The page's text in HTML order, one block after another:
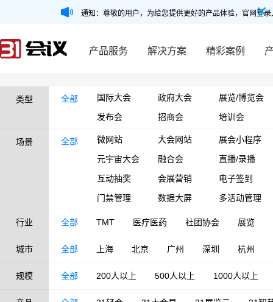
通知：尊敬的用户，为给您提供更好的产品体验，官网登
产品服务 解决方案 精彩案例
类型 全部 国际大会 政府大会
展览/博览会
发布会
招商会 培训会
场景 全部 微网站 大会网站
展会小程序
元宇宙大会
融合会
直播/录播
互动抽奖
会展营销
电子签到
门禁管理
数据大屏 多活动管理
行业 全部 TMT 医疗医药 社团协会 展览
城市 全部 上海 北京 广州 深圳 杭州
规模 全部 200人以上 500人以上 1000人以上